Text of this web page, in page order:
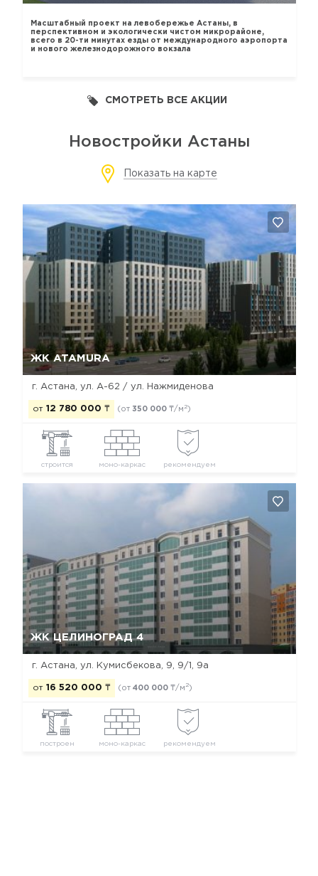
Масштабный проект на левобережье Астаны, в
перспективном и экологически чистом микрорайоне,
всего в 20-ти минутах езды от международного аэропорта
и нового железнодорожного вокзала
СМОТРЕТЬ ВСЕ АКЦИИ
Новостройки Астаны
Показать на карте
ЖК ATAMURA
г. Астана, ул. А-62 / ул. Нажмиденова
от 12 780 000 ₸ (от 350 000 ₸/м 2)
строится моно-каркас рекомендуем
Да, удалить Отмена
ЖК ЦЕЛИНОГРАД 4
г. Астана, ул. Кумисбекова, 9, 9/1, 9а
от 16 520 000 ₸ (от 400 000 ₸/м2)
построен моно-каркас рекомендуем
Да, удалить Отмена